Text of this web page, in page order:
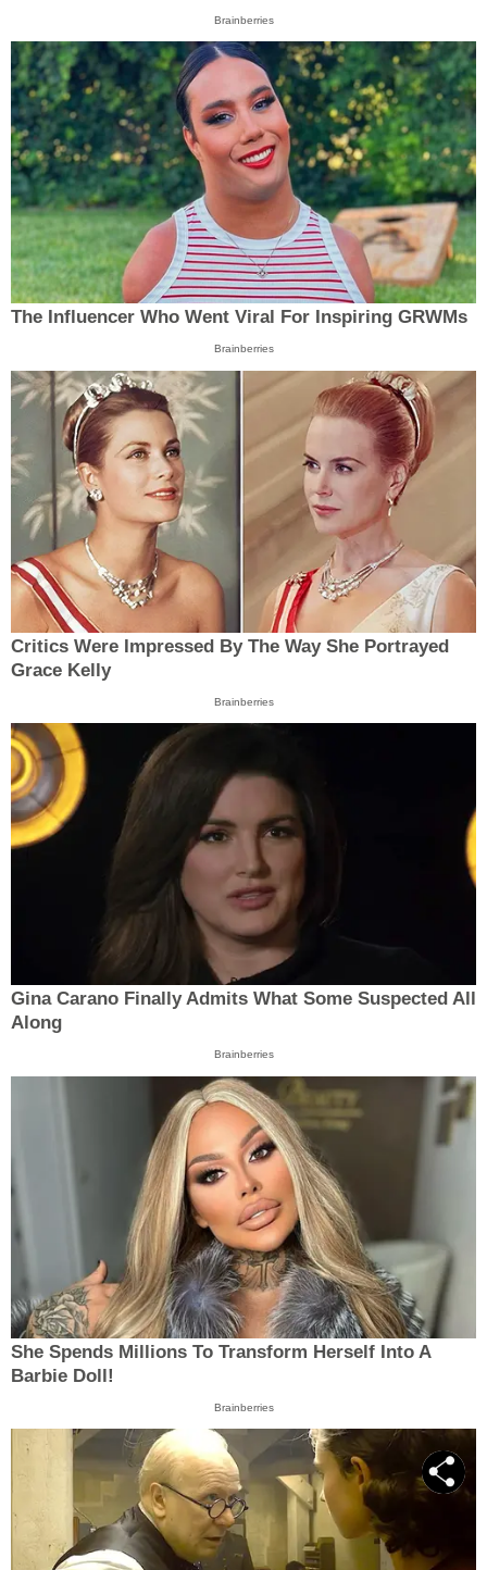
Brainberries
The Influencer Who Went Viral For Inspiring GRWMs
Brainberries
Critics Were Impressed By The Way She Portrayed
Grace Kelly
Brainberries
Gina Carano Finally Admits What Some Suspected All
Along
Brainberries
She Spends Millions To Transform Herself Into A
Barbie Doll!
Brainberries